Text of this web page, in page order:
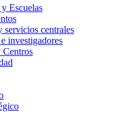
Escuelas
servicios centrales
investigadores
Centros